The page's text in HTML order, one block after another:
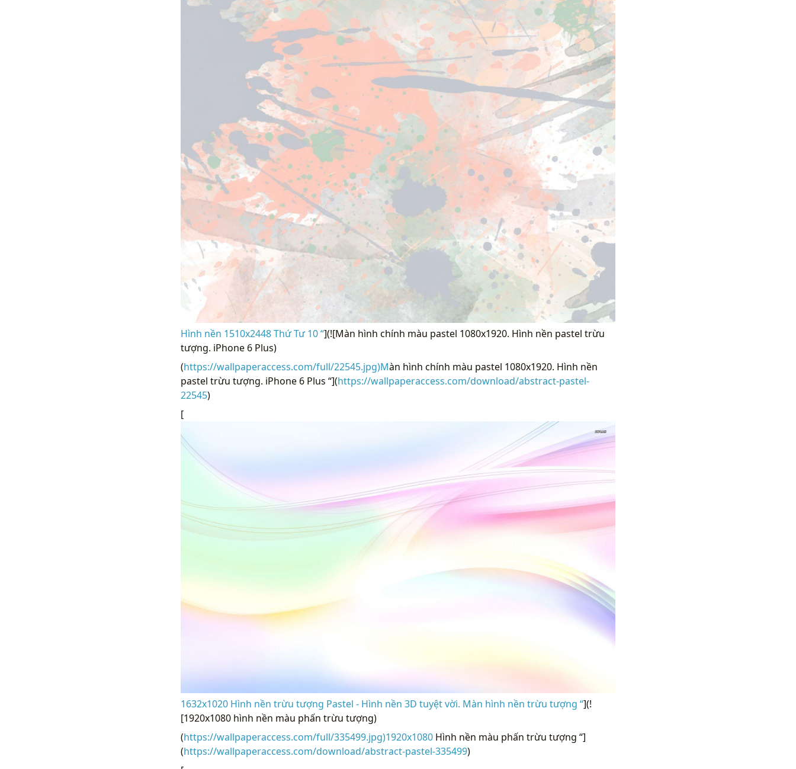
Hình nền 1510x2448 Thứ Tư 10 “](![Màn hình chính màu pastel 1080x1920. Hình nền pastel trừu
tượng. iPhone 6 Plus)
(https://wallpaperaccess.com/full/22545.jpg)Màn hình chính màu pastel 1080x1920. Hình nền
pastel trừu tượng. iPhone 6 Plus “](https://wallpaperaccess.com/download/abstract-pastel-
22545)
[
1632x1020 Hình nền trừu tượng Pastel - Hình nền 3D tuyệt vời. Màn hình nền trừu tượng “](!
[1920x1080 hình nền màu phấn trừu tượng)
(https://wallpaperaccess.com/full/335499.jpg)1920x1080Hình nền màu phấn trừu tượng “]
(https://wallpaperaccess.com/download/abstract-pastel-335499)